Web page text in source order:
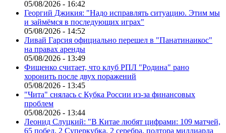
05/08/2026 - 16:42
Георгий Джикия: "Надо исправлять ситуацию. Этим мы
и займёмся в последующих играх"
05/08/2026 - 14:52
Ливай Гарсия официально перешел в "Панатинаикос"
на правах аренды
05/08/2026 - 13:49
Фищенко считает, что клуб РПЛ "Родина" рано
хоронить после двух поражений
05/08/2026 - 13:45
"Чита" снялась с Кубка России из-за финансовых
проблем
05/08/2026 - 13:44
Леонид Слуцкий: "В Китае любят цифрами: 109 матчей,
65 побед, 2 Суперкубка, 2 серебра, полтора миллиарда